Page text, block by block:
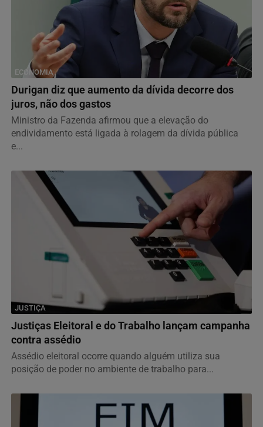
ECONOMIA
Durigan diz que aumento da dívida decorre dos
juros, não dos gastos
Ministro da Fazenda afirmou que a elevação do
endividamento está ligada à rolagem da dívida pública
e...
JUSTIÇA
Justiças Eleitoral e do Trabalho lançam campanha
contra assédio
Assédio eleitoral ocorre quando alguém utiliza sua
posição de poder no ambiente de trabalho para...